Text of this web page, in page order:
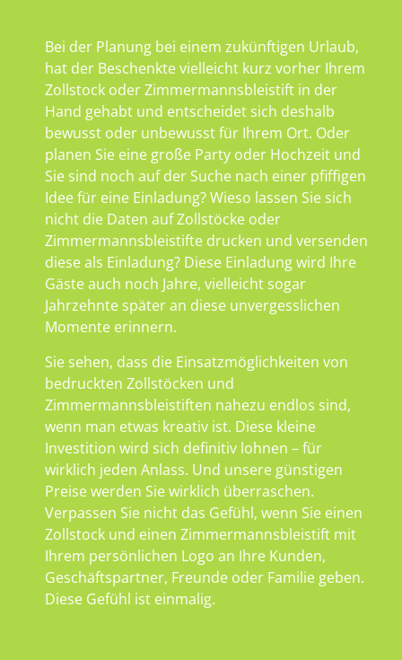
Bei der Planung bei einem zukünftigen Urlaub,
hat der Beschenkte vielleicht kurz vorher Ihrem
Zollstock oder Zimmermannsbleistift in der
Hand gehabt und entscheidet sich deshalb
bewusst oder unbewusst für Ihrem Ort. Oder
planen Sie eine große Party oder Hochzeit und
Sie sind noch auf der Suche nach einer pfiffigen
Idee für eine Einladung? Wieso lassen Sie sich
nicht die Daten auf Zollstöcke oder
Zimmermannsbleistifte drucken und versenden
diese als Einladung? Diese Einladung wird Ihre
Gäste auch noch Jahre, vielleicht sogar
Jahrzehnte später an diese unvergesslichen
Momente erinnern.
Sie sehen, dass die Einsatzmöglichkeiten von
bedruckten Zollstöcken und
Zimmermannsbleistiften nahezu endlos sind,
wenn man etwas kreativ ist. Diese kleine
Investition wird sich definitiv lohnen – für
wirklich jeden Anlass. Und unsere günstigen
Preise werden Sie wirklich überraschen.
Verpassen Sie nicht das Gefühl, wenn Sie einen
Zollstock und einen Zimmermannsbleistift mit
Ihrem persönlichen Logo an Ihre Kunden,
Geschäftspartner, Freunde oder Familie geben.
Diese Gefühl ist einmalig.